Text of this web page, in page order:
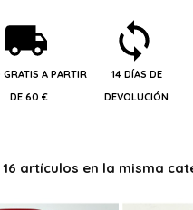
GRATIS A PARTIR
DE 60 €
14 DÍAS DE
DEVOLUCIÓN
16 artículos en la misma